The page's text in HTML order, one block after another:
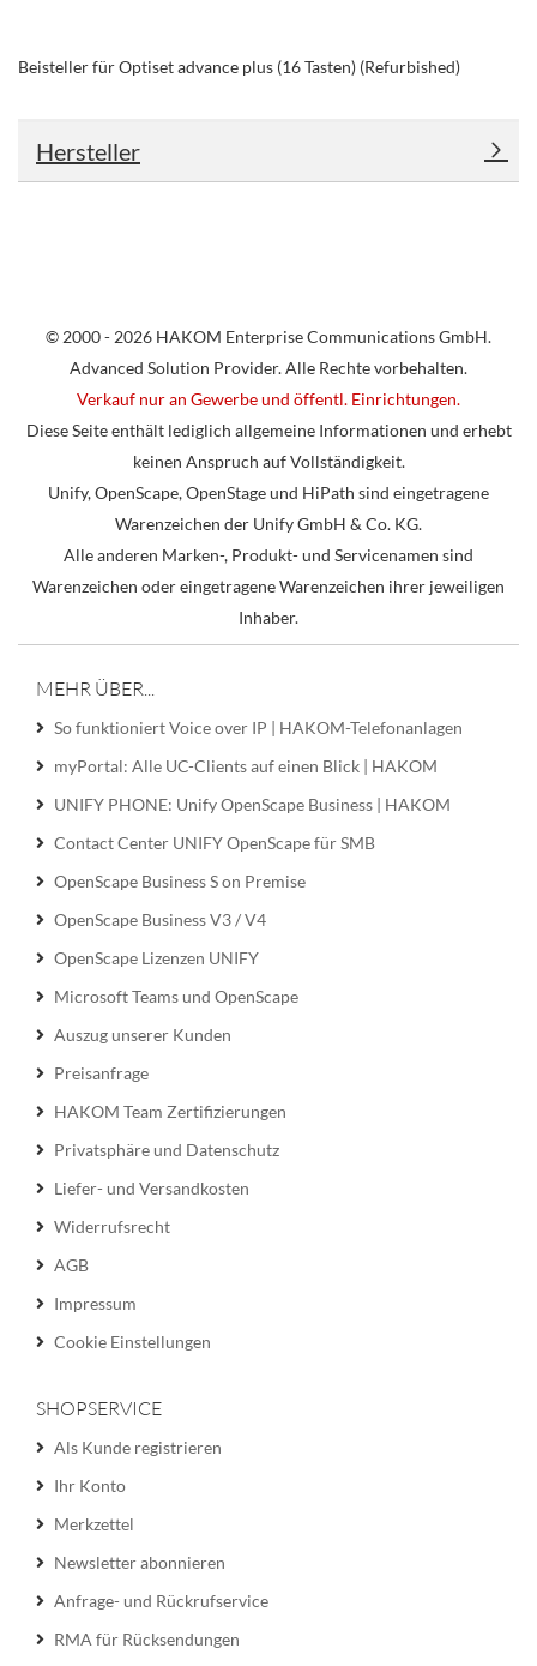
Beisteller für Optiset advance plus (16 Tasten) (Refurbished)
Hersteller
© 2000 - 2026 HAKOM Enterprise Communications GmbH.
Advanced Solution Provider. Alle Rechte vorbehalten.
Verkauf nur an Gewerbe und öffentl. Einrichtungen.
Diese Seite enthält lediglich allgemeine Informationen und erhebt
keinen Anspruch auf Vollständigkeit.
Unify, OpenScape, OpenStage und HiPath sind eingetragene
Warenzeichen der Unify GmbH & Co. KG.
Alle anderen Marken-, Produkt- und Servicenamen sind
Warenzeichen oder eingetragene Warenzeichen ihrer jeweiligen
Inhaber.
MEHR ÜBER...
So funktioniert Voice over IP | HAKOM-Telefonanlagen
myPortal: Alle UC-Clients auf einen Blick | HAKOM
UNIFY PHONE: Unify OpenScape Business | HAKOM
Contact Center UNIFY OpenScape für SMB
OpenScape Business S on Premise
OpenScape Business V3 / V4
OpenScape Lizenzen UNIFY
Microsoft Teams und OpenScape
Auszug unserer Kunden
Preisanfrage
HAKOM Team Zertifizierungen
Privatsphäre und Datenschutz
Liefer- und Versandkosten
Widerrufsrecht
AGB
Impressum
Cookie Einstellungen
SHOPSERVICE
Als Kunde registrieren
Ihr Konto
Merkzettel
Newsletter abonnieren
Anfrage- und Rückrufservice
RMA für Rücksendungen